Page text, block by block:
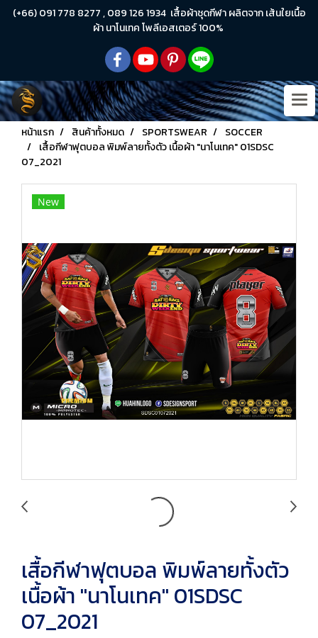
(+66) 091 778 8277 , 089 126 1934 เสื้อผ้าชุดกีฬา ผลิตจาก เส้นใยเนื้อ
ผ้า นาโนเทค โพลีเอสเตอร์ 100%
หน้าแรก สินค้าทั้งหมด SPORTSWEAR
SOCCER
เสื้อกีฬาฟุตบอล พิมพ์ลายทั้งตัว เนื้อผ้า "นาโนเทค" 01SDSC
07_2021
New
เสื้อกีฬาฟุตบอล พิมพ์ลายทั้งตัว
เนื้อผ้า "นาโนเทค" 01SDSC
07_2021